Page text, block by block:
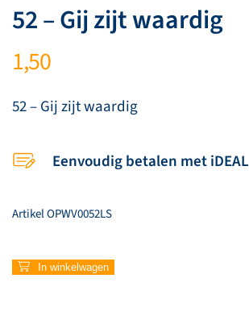
52 – Gij zijt waardig
1,50
52 – Gij zijt waardig
Eenvoudig betalen met iDEAL
ArtikelOPWV0052LS
52
–
In winkelwagen